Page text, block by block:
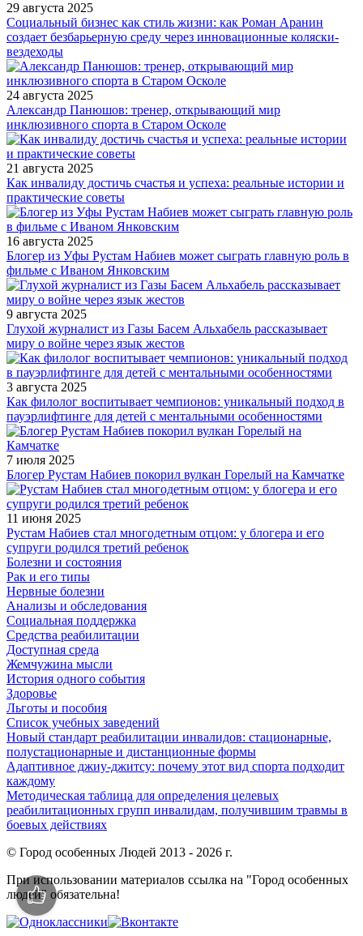
29 августа 2025
Социальный бизнес как стиль жизни: как Роман Аранин
создает безбарьерную среду через инновационные коляски-
вездеходы
24 августа 2025
Александр Панюшов: тренер, открывающий мир
инклюзивного спорта в Старом Осколе
21 августа 2025
Как инвалиду достичь счастья и успеха: реальные истории и
практические советы
16 августа 2025
Блогер из Уфы Рустам Набиев может сыграть главную роль в
фильме с Иваном Янковским
9 августа 2025
Глухой журналист из Газы Басем Альхабель рассказывает
миру о войне через язык жестов
3 августа 2025
Как филолог воспитывает чемпионов: уникальный подход в
пауэрлифтинге для детей с ментальными особенностями
7 июля 2025
Блогер Рустам Набиев покорил вулкан Горелый на Камчатке
11 июня 2025
Рустам Набиев стал многодетным отцом: у блогера и его
супруги родился третий ребенок
Болезни и состояния
Рак и его типы
Нервные болезни
Анализы и обследования
Социальная поддержка
Средства реабилитации
Доступная среда
Жемчужина мысли
История одного события
Здоровье
Льготы и пособия
Список учебных заведений
Новый стандарт реабилитации инвалидов: стационарные,
полустационарные и дистанционные формы
Адаптивное джиу-джитсу: почему этот вид спорта подходит
каждому
Методическая таблица для определения целевых
реабилитационных групп инвалидам, получившим травмы в
боевых действиях
© Город особенных Людей 2013 - 2026 г.
При использовании материалов ссылка на "Город особенных
людей" обязательна!